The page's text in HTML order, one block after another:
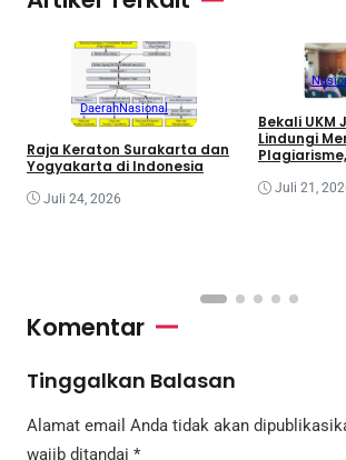
DaerahNasional
Raja Keraton Surakarta dan
Yogyakarta di Indonesia
Juli 24, 2026
Bekali
Lindungi
Juli 21,
Komentar
Tinggalkan Balasan
Alamat email Anda tidak akan
wajib ditandai *